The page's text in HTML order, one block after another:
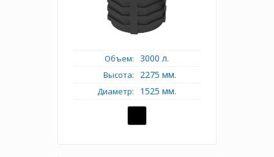
Объем: 3000 л.
Высота: 2275 мм.
Диаметр: 1525 мм.